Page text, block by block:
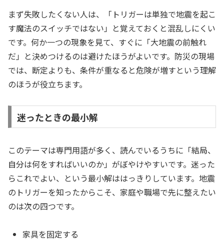
まず失敗したくない人は、「トリガーは単独で地震を起こ
す魔法のスイッチではない」と覚えておくと混乱しにくい
です。何か一つの現象を見て、すぐに「大地震の前触れ
だ」と決めつけるのは避けたほうがよいです。防災の現場
では、断定よりも、条件が重なると危険が増すという理解
のほうが役立ちます。
迷ったときの最小解
このテーマは専門用語が多く、読んでいるうちに「結局、
自分は何をすればいいのか」がぼやけやすいです。迷った
らこれでよい、という最小解ははっきりしています。地震
のトリガーを知ったからこそ、家庭や職場で先に整えたい
のは次の四つです。
家具を固定する